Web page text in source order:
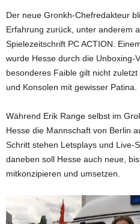
Der neue Gronkh-Chefredakteur
Erfahrung zurück, unter anderem
Spielezeitschrift PC ACTION.
wurde Hesse durch die Unboxing-
besonderes Faible gilt nicht
und Konsolen mit gewisser Patina.
Während Erik Range selbst im
Hesse die Mannschaft von Berlin
Schritt stehen Letsplays und Live-
daneben soll Hesse auch neue,
mitkonzipieren und umsetzen.